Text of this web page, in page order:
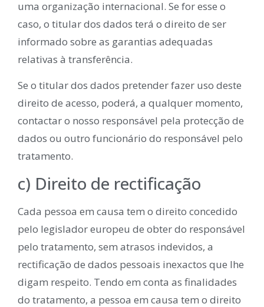
uma organização internacional. Se for esse o
caso, o titular dos dados terá o direito de ser
informado sobre as garantias adequadas
relativas à transferência.
Se o titular dos dados pretender fazer uso deste
direito de acesso, poderá, a qualquer momento,
contactar o nosso responsável pela protecção de
dados ou outro funcionário do responsável pelo
tratamento.
c) Direito de rectificação
Cada pessoa em causa tem o direito concedido
pelo legislador europeu de obter do responsável
pelo tratamento, sem atrasos indevidos, a
rectificação de dados pessoais inexactos que lhe
digam respeito. Tendo em conta as finalidades
do tratamento, a pessoa em causa tem o direito